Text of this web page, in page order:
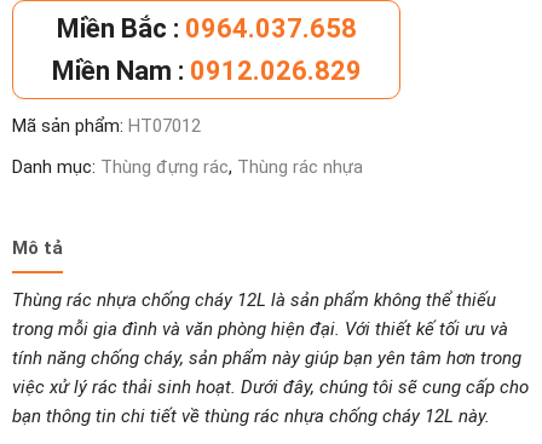
nhựa
chống
12L
số
lượng
Miền Bắc : 0964.037.658
Miền Nam : 0912.026.829
Mã sản phẩm: HT07012
Danh mục: Thùng đựng rác, Thùng rác nhựa
Mô tả
Thùng rác nhựa chống cháy 12L là sản phẩm không thể thiếu
trong mỗi gia đình và văn phòng hiện đại. Với thiết kế tối ưu và
tính năng chống cháy, sản phẩm này giúp bạn yên tâm hơn trong
việc xử lý rác thải sinh hoạt. Dưới đây, chúng tôi sẽ cung cấp cho
bạn thông tin chi tiết về thùng rác nhựa chống cháy 12L này.